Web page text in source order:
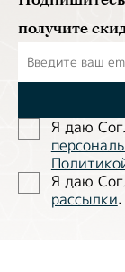
получите
Я даю
Я даю
рассылки.